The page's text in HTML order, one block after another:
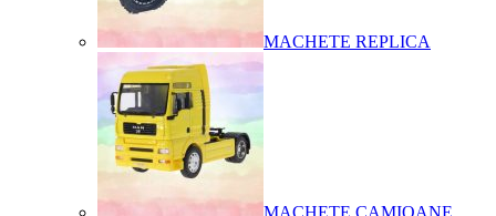
MACHETE REPLICA
MACHETE CAMIOANE